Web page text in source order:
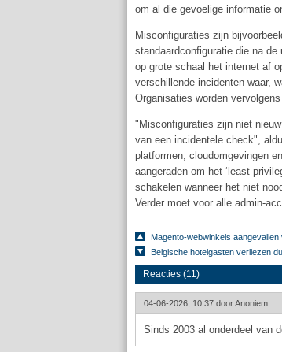
om al die gevoelige informatie
Misconfiguraties zijn
standaardconfiguratie die na
op grote schaal het internet af
verschillende incidenten waar,
Organisaties worden
"Misconfiguraties zijn niet
van een incidentele check",
platformen, cloudomgevingen
aangeraden om het ‘least
schakelen wanneer het niet
Verder moet voor alle admin-
Magento-webwinkels
Belgische hotelgasten verliezen
Reacties (11)
04-06-2026, 10:37 doorAnoniem
Sinds 2003 al onderdeel van